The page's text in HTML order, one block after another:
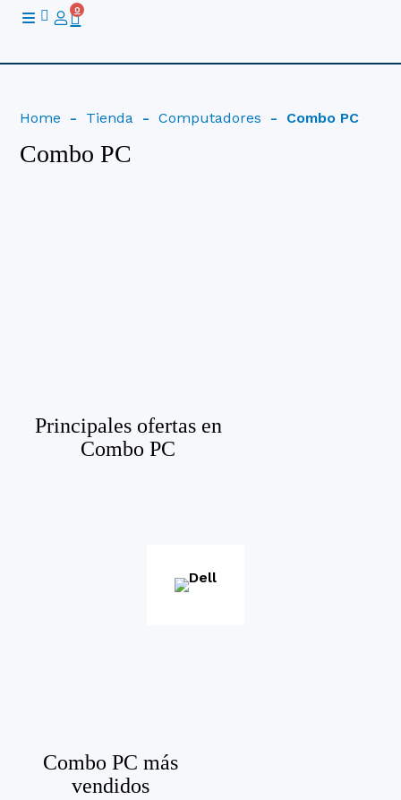
0
Cart
Home - Tienda - Computadores - Combo PC
Combo PC
Principales ofertas en
Combo PC
Combo PC más
vendidos